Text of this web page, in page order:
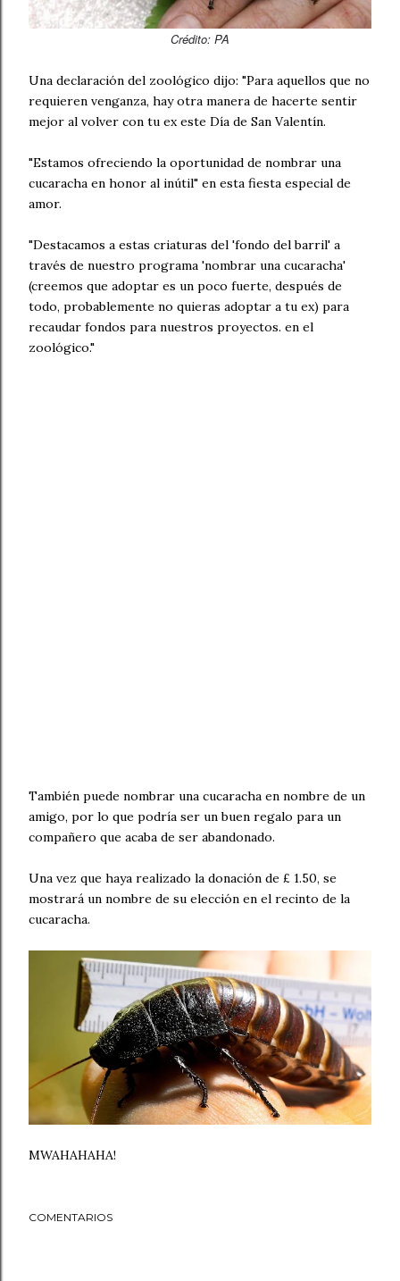
Crédito: PA
Una declaración del zoológico dijo: "Para aquellos que no
requieren venganza, hay otra manera de hacerte sentir
mejor al volver con tu ex este Día de San Valentín.
"Estamos ofreciendo la oportunidad de nombrar una
cucaracha en honor al inútil" en esta fiesta especial de
amor.
"Destacamos a estas criaturas del 'fondo del barril' a
través de nuestro programa 'nombrar una cucaracha'
(creemos que adoptar es un poco fuerte, después de
todo, probablemente no quieras adoptar a tu ex) para
recaudar fondos para nuestros proyectos. en el
zoológico."
También puede nombrar una cucaracha en nombre de un
amigo, por lo que podría ser un buen regalo para un
compañero que acaba de ser abandonado.
Una vez que haya realizado la donación de £ 1.50, se
mostrará un nombre de su elección en el recinto de la
cucaracha.
MWAHAHAHA!
COMENTARIOS